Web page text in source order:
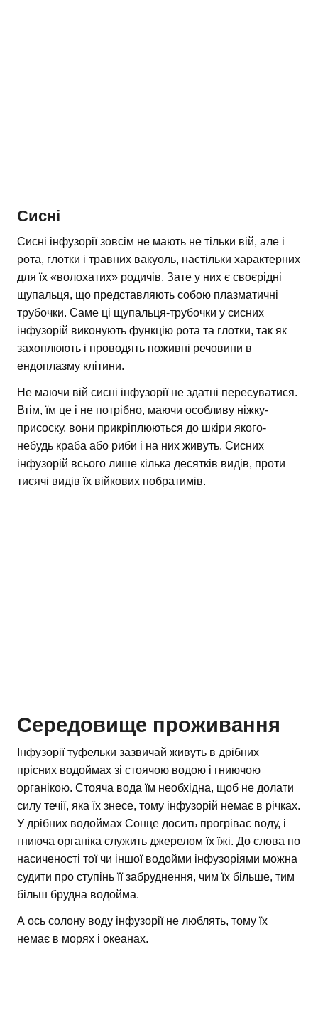
Сисні
Сисні інфузорії зовсім не мають не тільки вій, але і
рота, глотки і травних вакуоль, настільки характерних
для їх «волохатих» родичів. Зате у них є своєрідні
щупальця, що представляють собою плазматичні
трубочки. Саме ці щупальця-трубочки у сисних
інфузорій виконують функцію рота та глотки, так як
захоплюють і проводять поживні речовини в
ендоплазму клітини.
Не маючи вій сисні інфузорії не здатні пересуватися.
Втім, їм це і не потрібно, маючи особливу ніжку-
присоску, вони прикріплюються до шкіри якого-
небудь краба або риби і на них живуть. Сисних
інфузорій всього лише кілька десятків видів, проти
тисячі видів їх війкових побратимів.
Середовище проживання
Інфузорії туфельки зазвичай живуть в дрібних
прісних водоймах зі стоячою водою і гниючою
органікою. Стояча вода їм необхідна, щоб не долати
силу течії, яка їх знесе, тому інфузорій немає в річках.
У дрібних водоймах Сонце досить прогріває воду, і
гниюча органіка служить джерелом їх їжі. До слова по
насиченості тої чи іншої водойми інфузоріями можна
судити про ступінь її забруднення, чим їх більше, тим
більш брудна водойма.
А ось солону воду інфузорії не люблять, тому їх
немає в морях і океанах.